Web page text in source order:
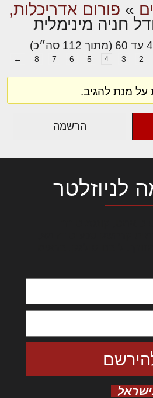
» פורום אדריכלות,
חניה מינימלית
2
3
4
5
6
7
8
←
מנת להגיב.
הרשמה
לניוזלטר